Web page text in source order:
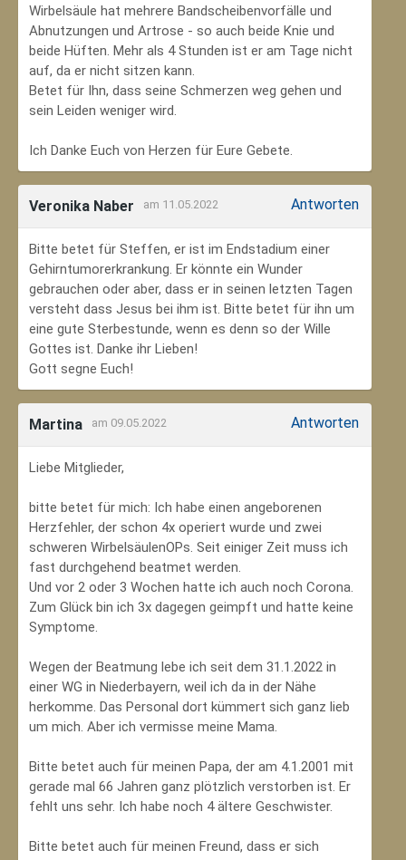
Wirbelsäule hat mehrere Bandscheibenvorfälle und
Abnutzungen und Artrose - so auch beide Knie und
beide Hüften. Mehr als 4 Stunden ist er am Tage nicht
auf, da er nicht sitzen kann.
Betet für Ihn, dass seine Schmerzen weg gehen und
sein Leiden weniger wird.
Ich Danke Euch von Herzen für Eure Gebete.
Veronika Naber am 11.05.2022 Antworten
Bitte betet für Steffen, er ist im Endstadium einer
Gehirntumorerkrankung. Er könnte ein Wunder
gebrauchen oder aber, dass er in seinen letzten Tagen
versteht dass Jesus bei ihm ist. Bitte betet für ihn um
eine gute Sterbestunde, wenn es denn so der Wille
Gottes ist. Danke ihr Lieben!
Gott segne Euch!
Martina am 09.05.2022 Antworten
Liebe Mitglieder,
bitte betet für mich: Ich habe einen angeborenen
Herzfehler, der schon 4x operiert wurde und zwei
schweren WirbelsäulenOPs. Seit einiger Zeit muss ich
fast durchgehend beatmet werden.
Und vor 2 oder 3 Wochen hatte ich auch noch Corona.
Zum Glück bin ich 3x dagegen geimpft und hatte keine
Symptome.
Wegen der Beatmung lebe ich seit dem 31.1.2022 in
einer WG in Niederbayern, weil ich da in der Nähe
herkomme. Das Personal dort kümmert sich ganz lieb
um mich. Aber ich vermisse meine Mama.
Bitte betet auch für meinen Papa, der am 4.1.2001 mit
gerade mal 66 Jahren ganz plötzlich verstorben ist. Er
fehlt uns sehr. Ich habe noch 4 ältere Geschwister.
Bitte betet auch für meinen Freund, dass er sich